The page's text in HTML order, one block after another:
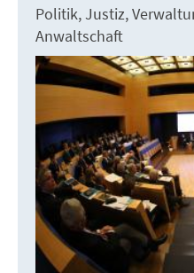
Politik, Justiz,
Anwaltschaft